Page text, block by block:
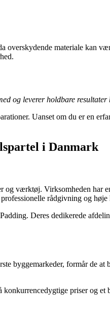
overskydende materiale kan
og leverer holdbare
Uanset om du er en
i Danmark
og værktøj. Virksomheden har
rådgivning og
Deres dedikerede
byggemarkeder, formår de at
priser og